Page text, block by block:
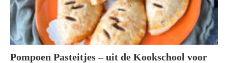
Pompoen Pasteitjes – uit de Kookschool voor